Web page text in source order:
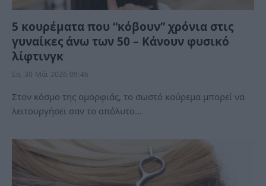
5 κουρέματα που “κόβουν” χρόνια στις
γυναίκες άνω των 50 – Κάνουν φυσικό
λίφτινγκ
Σα, 30 Μάι 2026 09:46
Στον κόσμο της ομορφιάς, το σωστό κούρεμα μπορεί να
λειτουργήσει σαν το απόλυτο…